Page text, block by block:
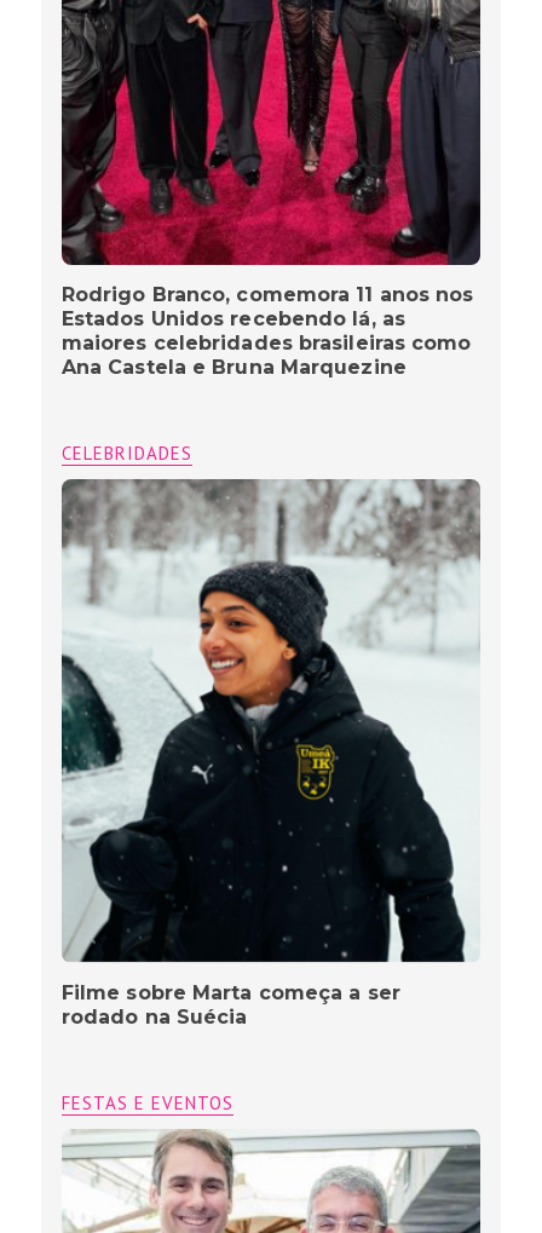
Rodrigo Branco, comemora 11 anos nos
Estados Unidos recebendo lá, as
maiores celebridades brasileiras como
Ana Castela e Bruna Marquezine
CELEBRIDADES
Filme sobre Marta começa a ser
rodado na Suécia
FESTAS E EVENTOS